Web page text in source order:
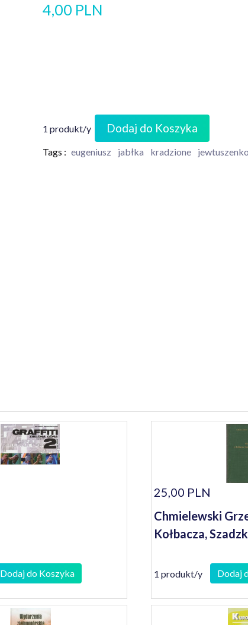
4,00 PLN
1 produkt/y Dodaj do Koszyka
Tags : eugeniusz jabłka kradzione jewtuszenko
Dodaj do Koszyka
25,00 PLN
Chmielewski
Kołbacza,
1 produkt/y Dodaj